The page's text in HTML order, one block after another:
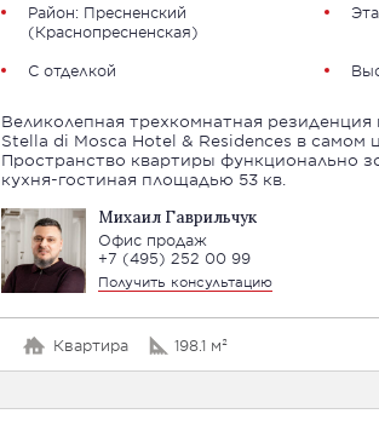
Район: Пресненский
(Краснопресненская)
С отделкой
Великолепная трехкомнатная
Stella di Mosca Hotel & Residences в самом
Пространство квартиры функционально
кухня-гостиная площадью 53 кв.
Михаил Гаврильчук
Офис продаж
+7 (495) 252 00 99
Получить консультацию
Квартира 198.1 м²